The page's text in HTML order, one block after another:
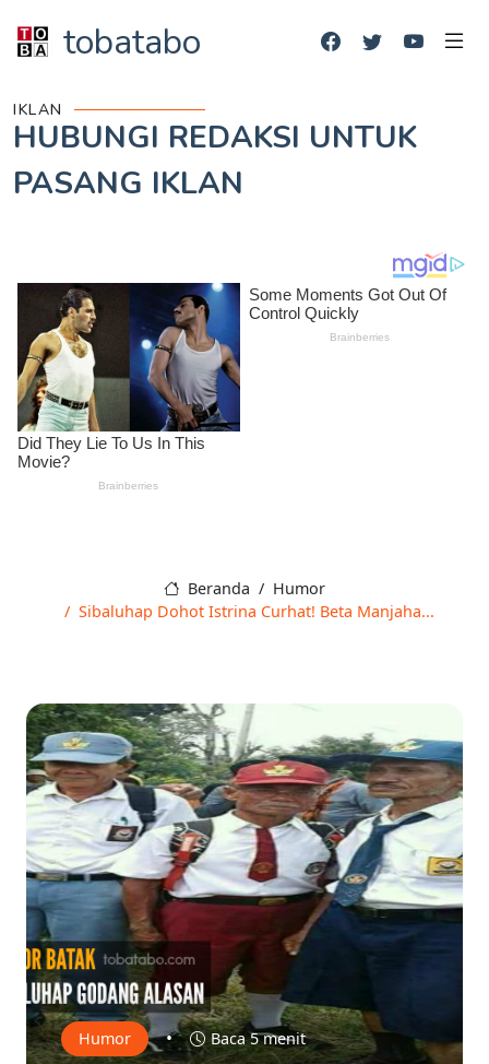
tobatabo
IKLAN
HUBUNGI REDAKSI UNTUK
PASANG IKLAN
Beranda
Humor
Sibaluhap Dohot Istrina Curhat! Beta Manjaha...
Humor • Baca 5 menit